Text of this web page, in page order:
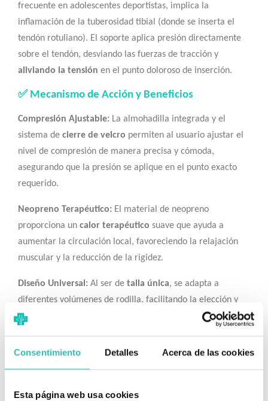
Consentimiento Detalles Acerca de las cookies
Esta página web usa cookies
frecuente en adolescentes deportistas, implica la
inflamación de la tuberosidad tibial (donde se inserta el
tendón rotuliano). El soporte aplica presión directamente
sobre el tendón, desviando las fuerzas de tracción y
aliviando la tensión en el punto doloroso de inserción.
✅ Mecanismo de Acción y Beneficios
Compresión Ajustable: La almohadilla integrada y el
sistema de cierre de velcro permiten al usuario ajustar el
nivel de compresión de manera precisa y cómoda,
asegurando que la presión se aplique en el punto exacto
requerido.
Neopreno Terapéutico: El material de neopreno
proporciona un calor terapéutico suave que ayuda a
aumentar la circulación local, favoreciendo la relajación
muscular y la reducción de la rigidez.
Diseño Universal: Al ser de talla única, se adapta a
diferentes volúmenes de rodilla, facilitando la elección y
disponibilidad del producto.
✅ Uso y Aplicación
tendón rotuliano. Es lo suficientemente discreto y cómodo